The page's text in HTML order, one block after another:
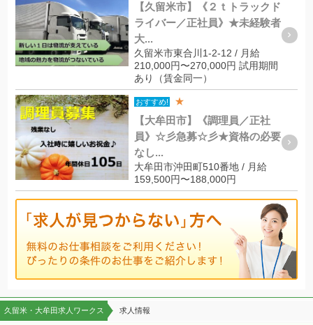
【久留米市】《２ｔトラックド
ライバー／正社員》★未経験者
大...
久留米市東合川1-2-12 / 月給
210,000円〜270,000円 試用期間
あり（賃金同一）
おすすめ! ★
【大牟田市】《調理員／正社
員》☆彡急募☆彡★資格の必要
なし...
大牟田市沖田町510番地 / 月給
159,500円〜188,000円
久留米・大牟田求人ワークス 求人情報